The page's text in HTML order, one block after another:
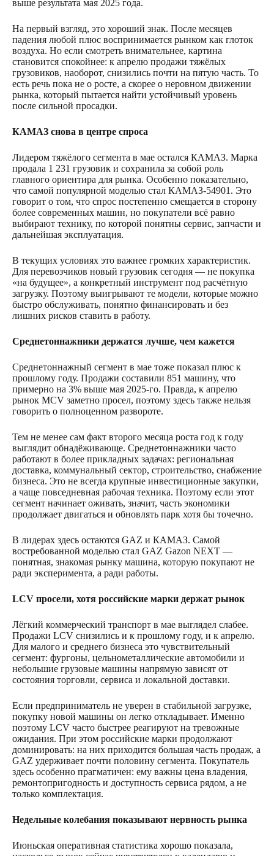
выше результата мая 2025 года.
На первый взгляд, это хороший знак. После месяцев
падения любой плюс воспринимается рынком как глоток
воздуха. Но если смотреть внимательнее, картина
становится спокойнее: к апрелю продажи тяжёлых
грузовиков, наоборот, снизились почти на пятую часть. То
есть речь пока не о росте, а скорее о неровном движении
рынка, который пытается найти устойчивый уровень
после сильной просадки.
КАМАЗ снова в центре спроса
Лидером тяжёлого сегмента в мае остался КАМАЗ. Марка
продала 1 231 грузовик и сохранила за собой роль
главного ориентира для рынка. Особенно показательно,
что самой популярной моделью стал КАМАЗ-54901. Это
говорит о том, что спрос постепенно смещается в сторону
более современных машин, но покупатели всё равно
выбирают технику, по которой понятны сервис, запчасти и
дальнейшая эксплуатация.
В текущих условиях это важнее громких характеристик.
Для перевозчиков новый грузовик сегодня — не покупка
«на будущее», а конкретный инструмент под расчётную
загрузку. Поэтому выигрывают те модели, которые можно
быстро обслуживать, понятно финансировать и без
лишних рисков ставить в работу.
Среднетоннажники держатся лучше, чем кажется
Среднетоннажный сегмент в мае тоже показал плюс к
прошлому году. Продажи составили 851 машину, что
примерно на 3% выше мая 2025-го. Правда, к апрелю
рынок MCV заметно просел, поэтому здесь также нельзя
говорить о полноценном развороте.
Тем не менее сам факт второго месяца роста год к году
выглядит обнадёживающе. Среднетоннажники часто
работают в более прикладных задачах: региональная
доставка, коммунальный сектор, строительство, снабжение
бизнеса. Это не всегда крупные инвестиционные закупки,
а чаще повседневная рабочая техника. Поэтому если этот
сегмент начинает оживать, значит, часть экономики
продолжает двигаться и обновлять парк хотя бы точечно.
В лидерах здесь остаются GAZ и КАМАЗ. Самой
востребованной моделью стал GAZ Gazon NEXT —
понятная, знакомая рынку машина, которую покупают не
ради эксперимента, а ради работы.
LCV просели, хотя российские марки держат рынок
Лёгкий коммерческий транспорт в мае выглядел слабее.
Продажи LCV снизились и к прошлому году, и к апрелю.
Для малого и среднего бизнеса это чувствительный
сегмент: фургоны, цельнометаллические автомобили и
небольшие грузовые машины напрямую зависят от
состояния торговли, сервиса и локальной доставки.
Если предприниматель не уверен в стабильной загрузке,
покупку новой машины он легко откладывает. Именно
поэтому LCV часто быстрее реагируют на тревожные
ожидания. При этом российские марки продолжают
доминировать: на них приходится большая часть продаж, а
GAZ удерживает почти половину сегмента. Покупатель
здесь особенно прагматичен: ему важны цена владения,
ремонтопригодность и доступность сервиса рядом, а не
только комплектация.
Недельные колебания показывают нервность рынка
Июньская оперативная статистика хорошо показала,